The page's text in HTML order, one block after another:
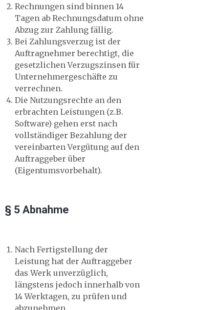
Rechnungen sind binnen 14
Tagen ab Rechnungsdatum ohne
Abzug zur Zahlung fällig.
Bei Zahlungsverzug ist der
Auftragnehmer berechtigt, die
gesetzlichen Verzugszinsen für
Unternehmergeschäfte zu
verrechnen.
Die Nutzungsrechte an den
erbrachten Leistungen (z.B.
Software) gehen erst nach
vollständiger Bezahlung der
vereinbarten Vergütung auf den
Auftraggeber über
(Eigentumsvorbehalt).
§ 5 Abnahme
Nach Fertigstellung der
Leistung hat der Auftraggeber
das Werk unverzüglich,
längstens jedoch innerhalb von
14 Werktagen, zu prüfen und
abzunehmen.